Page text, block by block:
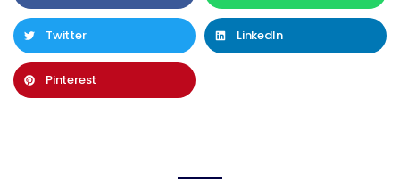
Twitter LinkedIn
Pinterest